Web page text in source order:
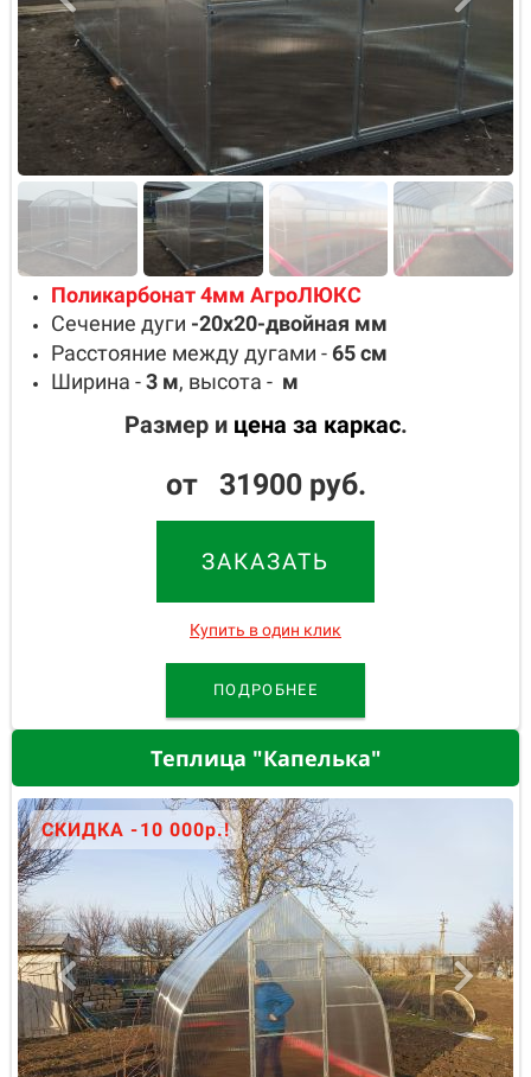
Поликарбонат 4мм АгроЛЮКС
Сечение дуги -20х20-двойная мм
Расстояние между дугами -65см
Ширина -3 м, высота - м
Размер и цена за каркас.
от 31900 руб.
ЗАКАЗАТЬ
Купить в один клик
ПОДРОБНЕЕ
Теплица "Капелька"
СКИДКА -10 000р.!